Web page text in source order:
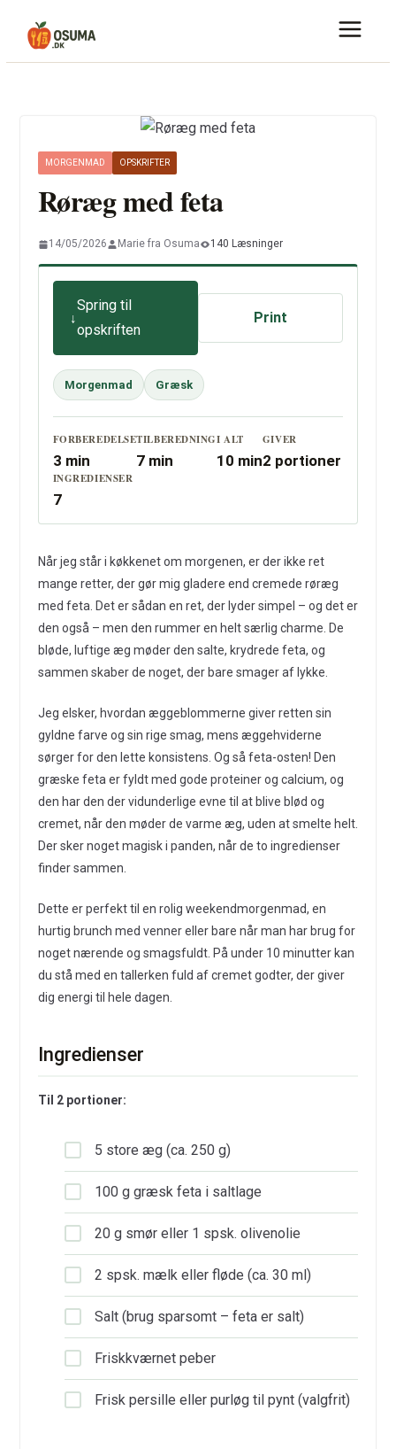
MORGENMAD OPSKRIFTER
Røræg med feta
14/05/2026 Marie fra Osuma 140 Læsninger
Spring til
opskriften
Print
Morgenmad Græsk
FORBEREDELSE
3 min
TILBEREDNING
7 min
I ALT
10 min
GIVER
2 portioner
INGREDIENSER
7
Når jeg står i køkkenet om morgenen, er der ikke ret
mange retter, der gør mig gladere end cremede røræg
med feta. Det er sådan en ret, der lyder simpel – og det er
den også – men den rummer en helt særlig charme. De
bløde, luftige æg møder den salte, krydrede feta, og
sammen skaber de noget, der bare smager af lykke.
Jeg elsker, hvordan æggeblommerne giver retten sin
gyldne farve og sin rige smag, mens æggehviderne
sørger for den lette konsistens. Og så feta-osten! Den
græske feta er fyldt med gode proteiner og calcium, og
den har den der vidunderlige evne til at blive blød og
cremet, når den møder de varme æg, uden at smelte helt.
Der sker noget magisk i panden, når de to ingredienser
finder sammen.
Dette er perfekt til en rolig weekendmorgenmad, en
hurtig brunch med venner eller bare når man har brug for
noget nærende og smagsfuldt. På under 10 minutter kan
du stå med en tallerken fuld af cremet godter, der giver
dig energi til hele dagen.
Ingredienser
Til 2 portioner:
5 store æg (ca. 250 g)
100 g græsk feta i saltlage
20 g smør eller 1 spsk. olivenolie
2 spsk. mælk eller fløde (ca. 30 ml)
Salt (brug sparsomt – feta er salt)
Friskkværnet peber
Frisk persille eller purløg til pynt (valgfrit)